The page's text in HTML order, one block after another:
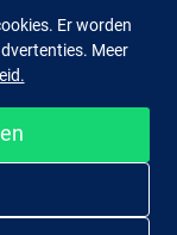
Instagram
veilig shoppen
Er worden
Meer